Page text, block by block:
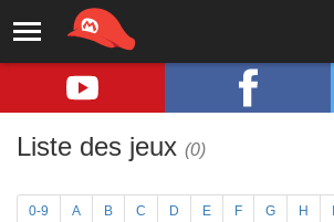
Liste des jeux (0)
0-9 A B C D E F G H